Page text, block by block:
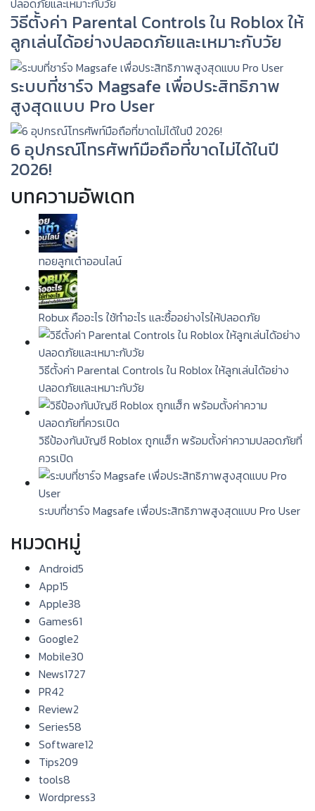
วิธีตั้งค่า Parental Controls ใน Roblox ให้
ลูกเล่นได้อย่างปลอดภัยและเหมาะกับวัย
ระบบที่ชาร์จ Magsafe เพื่อประสิทธิภาพ
สูงสุดแบบ Pro User
6 อุปกรณ์โทรศัพท์มือถือที่ขาดไม่ได้ในปี
2026!
บทความอัพเดท
ทอยลูกเต๋าออนไลน์
Robux คืออะไร ใช้ทำอะไร และซื้ออย่างไรให้ปลอดภัย
วิธีตั้งค่า Parental Controls ใน Roblox ให้ลูกเล่นได้อย่าง
ปลอดภัยและเหมาะกับวัย
วิธีป้องกันบัญชี Roblox ถูกแฮ็ก พร้อมตั้งค่าความปลอดภัยที่
ควรเปิด
ระบบที่ชาร์จ Magsafe เพื่อประสิทธิภาพสูงสุดแบบ Pro User
หมวดหมู่
Android5
App15
Apple38
Games61
Google2
Mobile30
News1727
PR42
Review2
Series58
Software12
Tips209
tools8
Wordpress3